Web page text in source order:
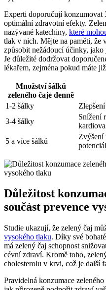
Experti doporučují konzumovat
optimální zdravotní efekty.
nazývané katechiny, které
tlak v nich. Mějte na paměti, že
způsobit nežádoucí účinky, jako
Je důležité dodržovat
lékařem, zejména pokud máte
Množství šálků
zeleného čaje denně
1-2 šálky
3-4 šálky
Snížení
5 a více šálků
Zvýšení
Důležitost
součást prevence
Studie ukazují, že zelený čaj
vysokého tlaku. Díky své
má zelený čaj schopnost
cévní zdraví. Kromě toho,
cholesterolu v krvi, což je další
Pravidelná konzumace